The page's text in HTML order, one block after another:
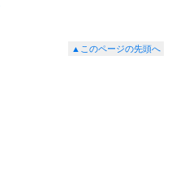
▲このページの先頭へ